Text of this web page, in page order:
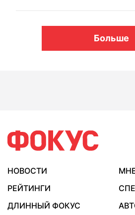
Больше
НОВОСТИ
РЕЙТИНГИ
ДЛИННЫЙ ФОКУС